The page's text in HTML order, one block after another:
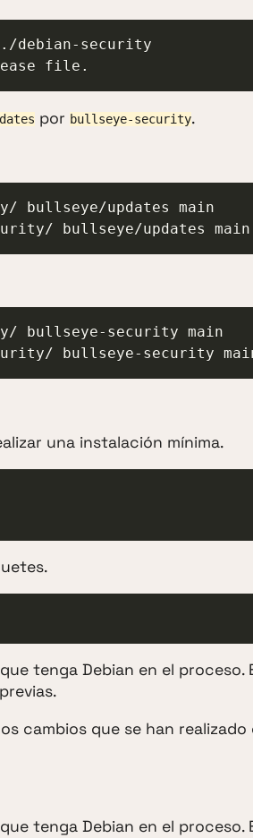
debian-security
file.
por bullseye-security.
bullseye/updates main
bullseye/updates main
bullseye-security main
bullseye-security
una instalación mínima.
tenga Debian en el proceso.
cambios que se han realizado
tenga Debian en el proceso.